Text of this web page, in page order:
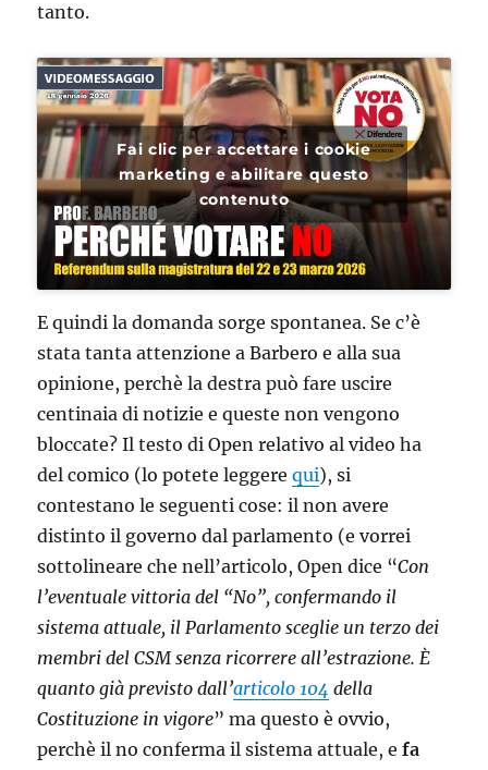
tanto.
Fai clic per accettare i cookie
marketing e abilitare questo
contenuto
E quindi la domanda sorge spontanea. Se c’è
stata tanta attenzione a Barbero e alla sua
opinione, perchè la destra può fare uscire
centinaia di notizie e queste non vengono
bloccate? Il testo di Open relativo al video ha
del comico (lo potete leggerequi), si
contestano le seguenti cose: il non avere
distinto il governo dal parlamento (e vorrei
sottolineare che nell’articolo, Open dice “Con
l’eventuale vittoria del “No”, confermando il
sistema attuale, il Parlamento sceglie un terzo dei
membri del CSM senza ricorrere all’estrazione. È
quanto già previsto dall’articolo 104 della
Costituzione in vigore” ma questo è ovvio,
perchè il no conferma il sistema attuale, efa